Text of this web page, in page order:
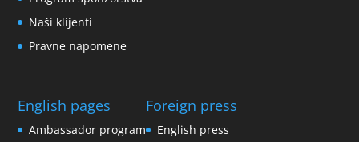
Naši klijenti
Pravne napomene
English pages
Ambassador program
Foreign press
English press